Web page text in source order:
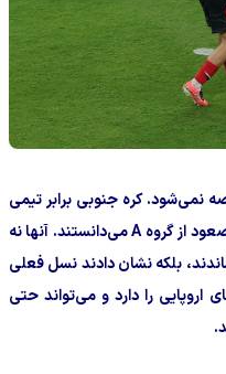
نمی‌شود. کره جنوبی برابر تیمی
پیروز شد که بسیاری آن را یکی از مدعیان صعود از گروه A می‌دانستند. آنها نه
بلکه نشان دادند نسل فعلی
اروپایی را دارد و می‌تواند حتی